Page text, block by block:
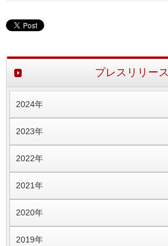
プレスリリース
2024年
2023年
2022年
2021年
2020年
2019年